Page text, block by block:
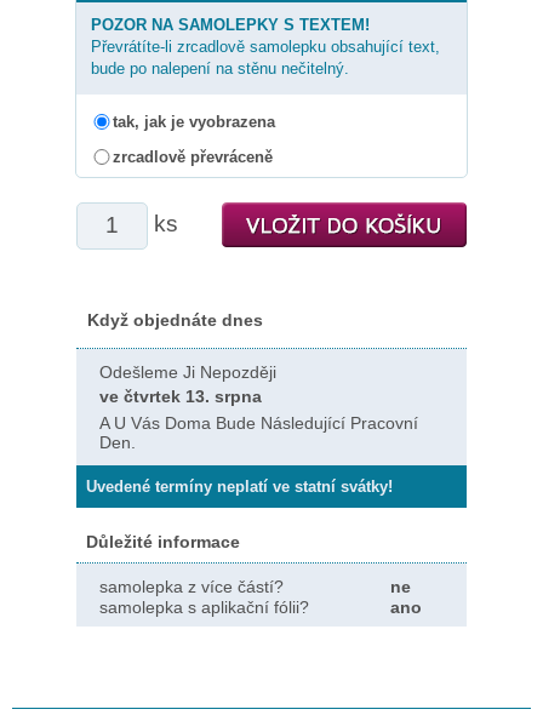
POZOR NA SAMOLEPKY S TEXTEM!
Převrátíte-li zrcadlově samolepku obsahující text,
bude po nalepení na stěnu nečitelný.
tak, jak je vyobrazena
zrcadlově převráceně
ks
Když objednáte dnes
Odešleme Ji Nepozději
ve čtvrtek 13. srpna
A U Vás Doma Bude Následující Pracovní
Den.
Uvedené termíny neplatí ve statní svátky!
Důležité informace
samolepka z více částí?
ne
samolepka s aplikační fólii?
ano